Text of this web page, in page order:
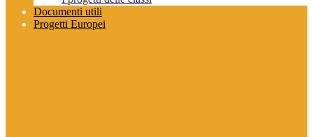
Documenti utili
Progetti Europei